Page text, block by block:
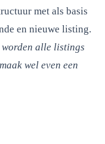
met als basis
en nieuwe listing.
alle listings
wel even een